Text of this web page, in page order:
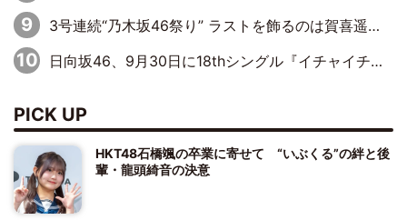
3号連続“乃木坂46祭り” ラストを飾るのは賀喜遥香…5年ぶりの登場に「5年分大人になった私を見ていただけたら」
日向坂46、9月30日に18thシングル『イチャイチャ虫』の発売決定！ フォーメーションは『日向坂で会いましょう』にて発表
PICK UP
HKT48石橋颯の卒業に寄せて “いぶくる”の絆と後
輩・龍頭綺音の決意